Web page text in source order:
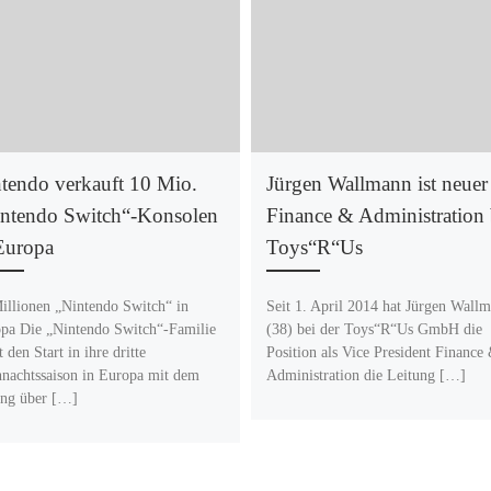
verkauft 10 Mio.
Switch“-Konsolen
„Nintendo Switch“ in
Die „Nintendo Switch“-Familie
den Start in ihre dritte
in Europa mit dem
über […]
Jürgen Wallmann ist
Finance & Administration
Toys“R“Us
Seit 1. April 2014 hat Jürgen
(38) bei der Toys“R“Us GmbH die
Position als Vice President Finance
Administration die Leitung […]